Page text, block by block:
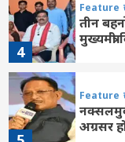
4
Feature
तीन
Feature
अग्रसर